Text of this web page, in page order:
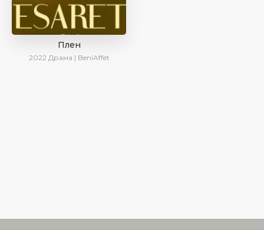
Плен
2022 Драма | BeniAffet